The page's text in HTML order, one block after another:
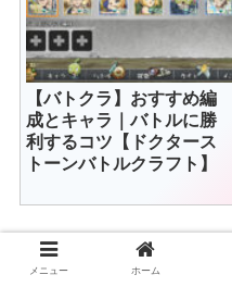
【バトクラ】おすすめ編
成とキャラ｜バトルに勝
利するコツ【ドクタース
トーンバトルクラフト】
関連記事はこちら
メニュー ホーム